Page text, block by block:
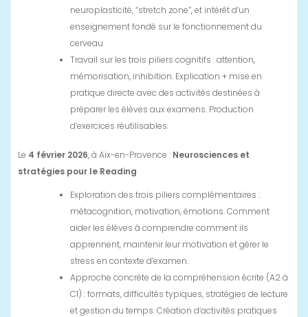
neuroplasticité, “stretch zone”, et intérêt d’un
enseignement fondé sur le fonctionnement du
cerveau
Travail sur les trois piliers cognitifs : attention,
mémorisation, inhibition. Explication + mise en
pratique directe avec des activités destinées à
préparer les élèves aux examens. Production
d’exercices réutilisables.
Le 4 février 2026, à Aix-en-Provence : Neurosciences et
stratégies pour le Reading
Exploration des trois piliers complémentaires :
métacognition, motivation, émotions. Comment
aider les élèves à comprendre comment ils
apprennent, maintenir leur motivation et gérer le
stress en contexte d’examen.
Approche concrète de la compréhension écrite (A2 à
C1) : formats, difficultés typiques, stratégies de lecture
et gestion du temps. Création d’activités pratiques